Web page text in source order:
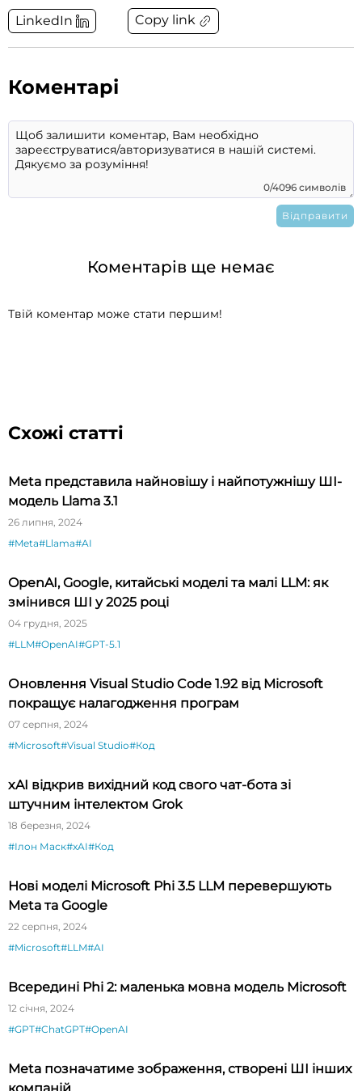
LinkedIn Copy link
Коментарі
0/4096 символів
Коментарів ще немає
Твій коментар може стати першим!
Схожі статті
Meta представила найновішу і найпотужнішу ШІ-
модель Llama 3.1
26 липня, 2024
#Meta#Llama#AI
OpenAI, Google, китайські моделі та малі LLM: як
змінився ШІ у 2025 році
04 грудня, 2025
#LLM#OpenAI#GPT-5.1
Оновлення Visual Studio Code 1.92 від Microsoft
покращує налагодження програм
07 серпня, 2024
#Microsoft#Visual Studio#Код
xAI відкрив вихідний код свого чат-бота зі
штучним інтелектом Grok
18 березня, 2024
#Ілон Маск#xAI#Код
Нові моделі Microsoft Phi 3.5 LLM перевершують
Meta та Google
22 серпня, 2024
#Microsoft#LLM#AI
Всередині Phi 2: маленька мовна модель Microsoft
12 січня, 2024
#GPT#ChatGPT#OpenAI
Meta позначатиме зображення, створені ШІ інших